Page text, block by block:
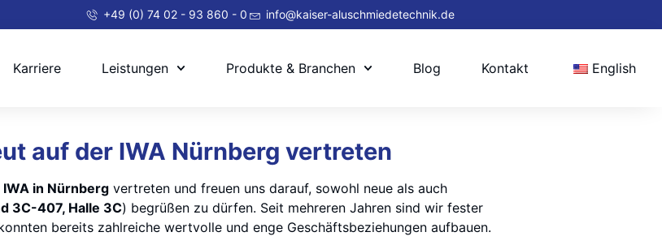
+49 (0) 74 02 - 93 860 - 0 info@kaiser-aluschmiedetechnik.de
Karriere Leistungen Produkte & Branchen Blog Kontakt English
auf der IWA Nürnberg vertreten
IWA in Nürnberg vertreten und freuen uns darauf, sowohl neue als auch
3C-407, Halle 3C) begrüßen zu dürfen. Seit mehreren Jahren sind wir fester
bereits zahlreiche wertvolle und enge Geschäftsbeziehungen aufbauen.